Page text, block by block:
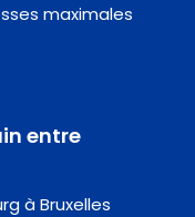
maximales
entre
à Bruxelles